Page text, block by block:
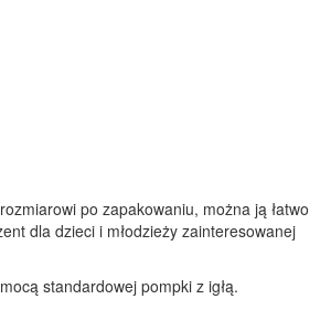
po zapakowaniu, można ją łatwo
dla dzieci i młodzieży zainteresowanej
standardowej pompki z igłą.